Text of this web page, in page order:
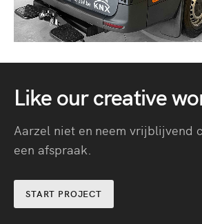
Like our creative
Aarzel niet en neem vrijblijvend
een afspraak.
START PROJECT